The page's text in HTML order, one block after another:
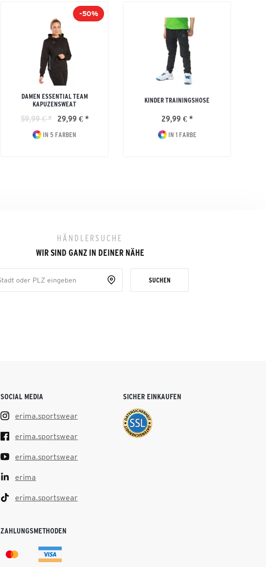
-50%
DAMEN ESSENTIAL TEAM
KAPUZENSWEAT
59,99 € * 29,99 € *
IN 5 FARBEN
KINDER TRAININGSHOSE
29,99 € *
IN 1 FARBE
HÄNDLERSUCHE
WIR SIND GANZ IN DEINER NÄHE
SUCHEN
SOCIAL MEDIA
erima.sportswear
erima.sportswear
erima.sportswear
erima
erima.sportswear
ZAHLUNGSMETHODEN
SICHER EINKAUFEN